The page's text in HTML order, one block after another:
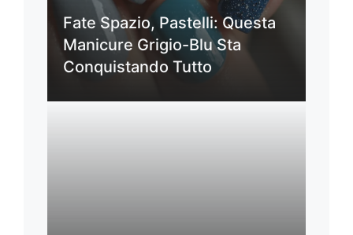
Fate Spazio, Pastelli: Questa
Manicure Grigio-Blu Sta
Conquistando Tutto